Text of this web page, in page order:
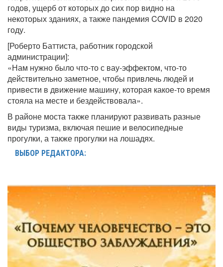
годов, ущерб от которых до сих пор видно на
некоторых зданиях, а также пандемия COVID в 2020
году.
[Роберто Баттиста, работник городской
администрации]:
«Нам нужно было что-то с вау-эффектом, что-то
действительно заметное, чтобы привлечь людей и
привести в движение машину, которая какое-то время
стояла на месте и бездействовала».
В районе моста также планируют развивать разные
виды туризма, включая пешие и велосипедные
прогулки, а также прогулки на лошадях.
ВЫБОР РЕДАКТОРА: